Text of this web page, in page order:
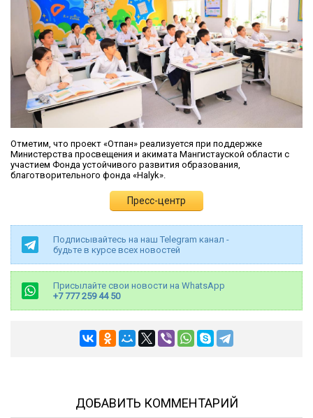
Отметим, что проект «Отпан» реализуется при поддержке
Министерства просвещения и акимата Мангистауской области с
участием Фонда устойчивого развития образования,
благотворительного фонда «Halyk».
Пресс-центр
Подписывайтесь на наш Telegram канал -
будьте в курсе всех новостей
Присылайте свои новости на WhatsApp
+7 777 259 44 50
ДОБАВИТЬ КОММЕНТАРИЙ